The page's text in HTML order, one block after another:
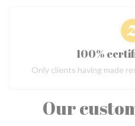
Our
100%
Only clients having made